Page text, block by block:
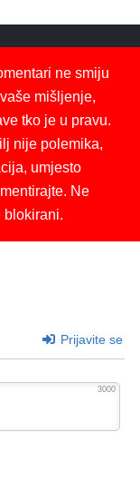
ne smiju
mišljenje,
tko je u pravu.
nije polemika,
umjesto
Ne
blokirani.
Prijavite se
3000